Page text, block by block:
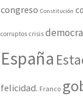
congreso Constitución
corruptos crisis
España
felicidad. Franco